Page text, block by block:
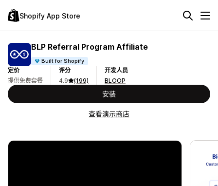
Shopify App Store
BLP Referral Program Affiliate
Built for Shopify
定价
提供免费套餐
评分
4.9
(199)
开发人员
BLOOP
安装
查看演示商店